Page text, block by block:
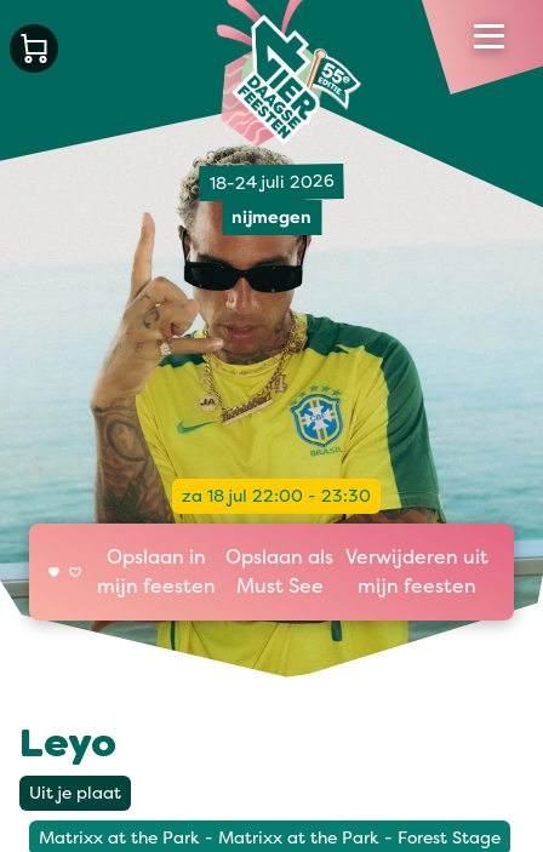
18-24 juli 2026
nijmegen
za 18 jul 22:00 - 23:30
Opslaan in
mijn feesten
Opslaan als
Must See
Verwijderen uit
mijn feesten
Leyo
Uit je plaat
Matrixx at the Park - Matrixx at the Park - Forest Stage